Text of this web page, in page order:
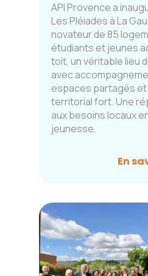
API Provence a
Les Pléiades à La
novateur de 85
étudiants et jeunes
toit, un véritable lieu
avec
espaces partagés
territorial fort. Une
aux besoins locaux
jeunesse.
En